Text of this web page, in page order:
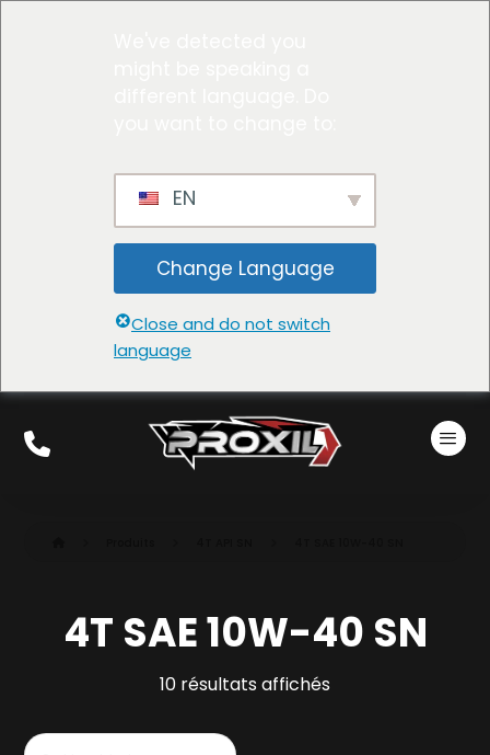
EN
Change Language
Close and do not switch
language
4T SAE 10W-40 SN
10 résultats affichés